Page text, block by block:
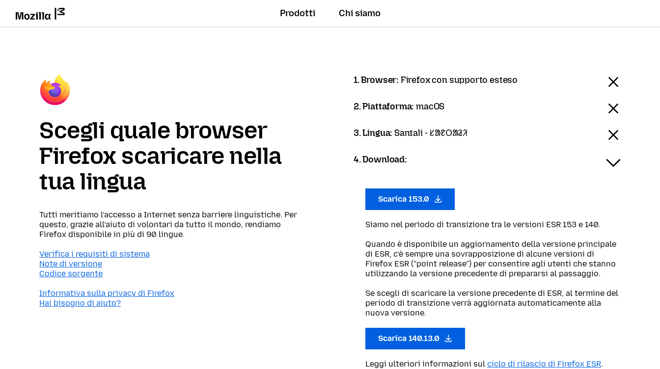
Prodotti Chi siamo
Scegli quale browser
Firefox scaricare nella
tua lingua
Tutti meritiamo l’accesso a Internet senza barriere linguistiche. Per
questo, grazie all’aiuto di volontari da tutto il mondo, rendiamo
Firefox disponibile in più di 90 lingue.
Verifica i requisiti di sistema
Note di versione
Codice sorgente
Informativa sulla privacy di Firefox
Hai bisogno di aiuto?
1. Browser: Firefox con supporto esteso
2. Piattaforma:macOS
3. Lingua: Santali - ᱥᱟᱱᱛᱟᱲᱤ
4. Download:
Scarica 153.0
Siamo nel periodo di transizione tra le versioni ESR 153 e 140.
Quando è disponibile un aggiornamento della versione principale
di ESR, c’è sempre una sovrapposizione di alcune versioni di
Firefox ESR (”point release”) per consentire agli utenti che stanno
utilizzando la versione precedente di prepararsi al passaggio.
Se scegli di scaricare la versione precedente di ESR, al termine del
periodo di transizione verrà aggiornata automaticamente alla
nuova versione.
Scarica 140.13.0
Leggi ulteriori informazioni sul ciclo di rilascio di Firefox ESR.